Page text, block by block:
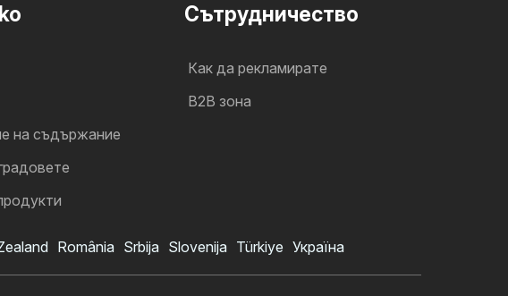
на съдържание
Cътрудничество
Как да рекламирате
B2B зона
România Srbija Slovenija Türkiye Україна